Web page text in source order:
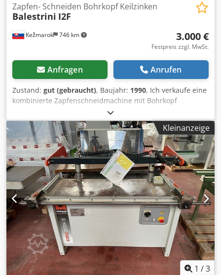
Kežmarok 746 km
Zapfen- Schneiden Bohrkopf Keilzinken
Balestrini I2F
3.000 €
Festpreis zzgl. MwSt.
Anfragen Anrufen
Zustand: gut (gebraucht), Baujahr: 1990, Ich verkaufe eine
kombinierte Zapfenschneidmachine mit Bohrkopf
BALESTRINI I2F 1 Schwenkbares Tisch mit pneumatisches
Materialandruck. Automatische schnittsäge von unten.
Fräskopf fuer Zapfen- oder Keilzinkenherstellung.
Bohrkopf fuer Dubelbohrherstellung 3 Spindel. Revolviert
360° jede posizion moglich. Vorschub automatisch. End-
sensoren Posizionierung. Chjdpfx Ashw Dfnok Tja
Verfugbar gleich.
Kleinanzeige
1 /3